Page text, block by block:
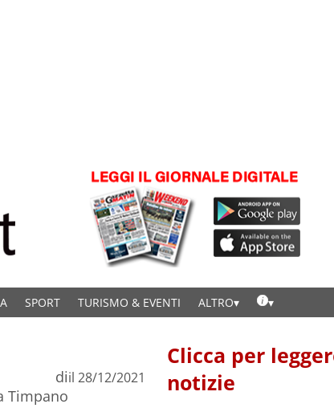
SPORT TURISMO & EVENTI ALTRO
di
Timpano
il 28/12/2021
Clicca per
notizie